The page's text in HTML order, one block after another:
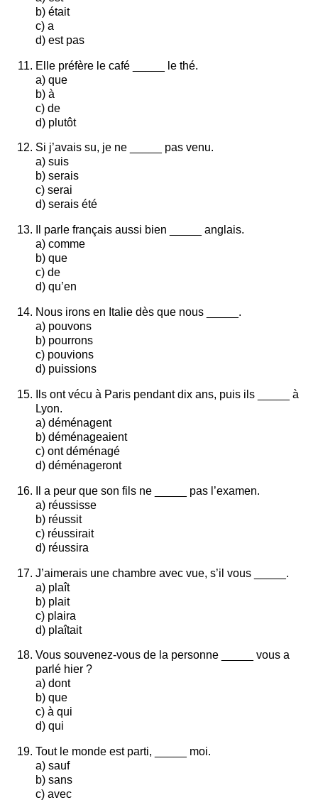
b) était
c) a
d) est pas
Elle préfère le café _____ le thé.
a) que
b) à
c) de
d) plutôt
Si j’avais su, je ne _____ pas venu.
a) suis
b) serais
c) serai
d) serais été
Il parle français aussi bien _____ anglais.
a) comme
b) que
c) de
d) qu’en
Nous irons en Italie dès que nous _____.
a) pouvons
b) pourrons
c) pouvions
d) puissions
Ils ont vécu à Paris pendant dix ans, puis ils _____ à
Lyon.
a) déménagent
b) déménageaient
c) ont déménagé
d) déménageront
Il a peur que son fils ne _____ pas l’examen.
a) réussisse
b) réussit
c) réussirait
d) réussira
J’aimerais une chambre avec vue, s’il vous _____.
a) plaît
b) plait
c) plaira
d) plaîtait
Vous souvenez-vous de la personne _____ vous a
parlé hier ?
a) dont
b) que
c) à qui
d) qui
Tout le monde est parti, _____ moi.
a) sauf
b) sans
c) avec